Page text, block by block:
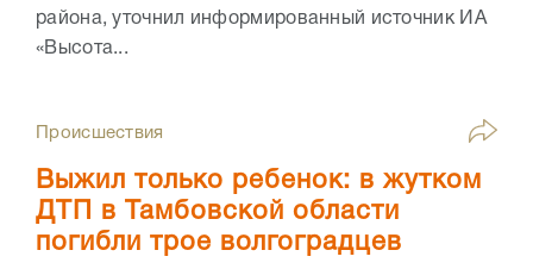
района, уточнил информированный источник ИА
«Высота...
Происшествия
Выжил только ребенок: в жутком
ДТП в Тамбовской области
погибли трое волгоградцев